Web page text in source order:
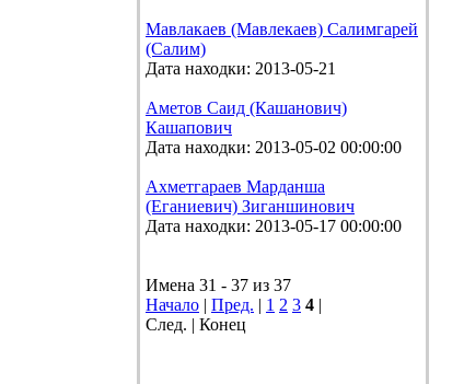
Мавлакаев (Мавлекаев) Салимгарей
(Салим)
Дата находки: 2013-05-21
Аметов Саид (Кашанович)
Кашапович
Дата находки: 2013-05-02 00:00:00
Ахметгараев Марданша
(Еганиевич) Зиганшинович
Дата находки: 2013-05-17 00:00:00
Имена 31 - 37 из 37
Начало | Пред. | 1 2 3 4 |
След. | Конец